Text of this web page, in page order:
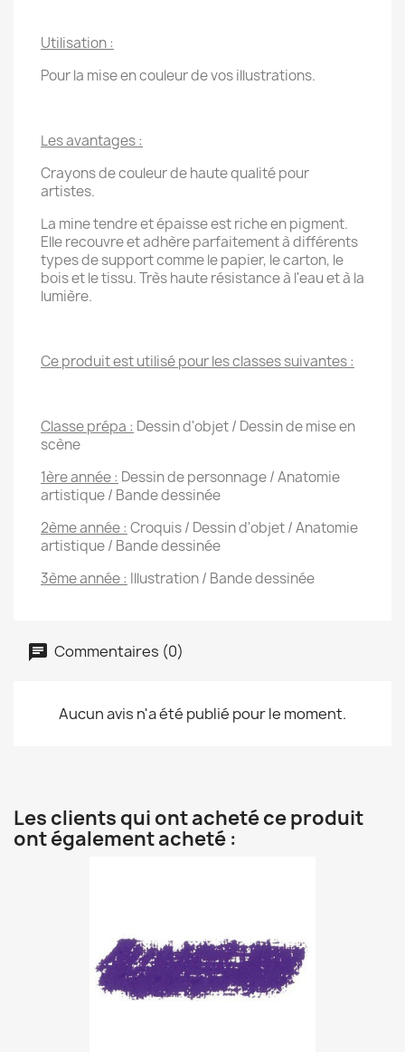
Utilisation :
Pour la mise en couleur de vos illustrations.
Les avantages :
Crayons de couleur de haute qualité pour
artistes.
La mine tendre et épaisse est riche en pigment.
Elle recouvre et adhère parfaitement à différents
types de support comme le papier, le carton, le
bois et le tissu. Très haute résistance à l'eau et à la
lumière.
Ce produit est utilisé pour les classes suivantes :
Classe prépa : Dessin d'objet / Dessin de mise en
scène
1ère année: Dessin de personnage / Anatomie
artistique / Bande dessinée
2ème année: Croquis / Dessin d'objet / Anatomie
artistique / Bande dessinée
3ème année : Illustration / Bande dessinée
Commentaires (0)
Aucun avis n'a été publié pour le moment.
Les clients qui ont acheté ce produit
ont également acheté :